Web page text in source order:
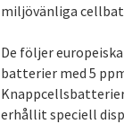
miljövänliga
De följer
batterier med 5
erhållit speciell